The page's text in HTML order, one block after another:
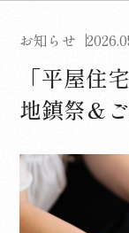
お知らせ
「平屋住
地鎮祭＆